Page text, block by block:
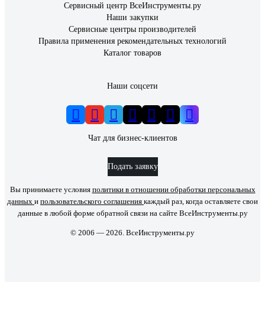
Сервисный центр ВсеИнструменты.ру
Наши закупки
Сервисные центры производителей
Правила применения рекомендательных технологий
Каталог товаров
Наши соцсети
Чат для бизнес-клиентов
Подать заявку
Вы принимаете условия политики в отношении обработки персональных
данных и пользовательского соглашения каждый раз, когда оставляете свои
данные в любой форме обратной связи на сайте ВсеИнструменты.ру
© 2006 — 2026. ВсеИнструменты.ру